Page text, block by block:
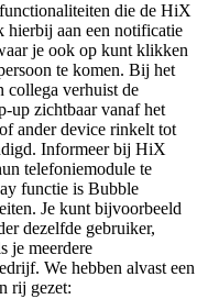
die de HiX
hierbij aan een notificatie
je ook op kunt klikken
te komen. Bij het
collega verhuist de
up zichtbaar vanaf het
ander device rinkelt tot
Informeer bij HiX
telefoniemodule te
functie is Bubble
Je kunt bijvoorbeeld
dezelfde gebruiker,
je meerdere
We hebben alvast een
rij gezet: